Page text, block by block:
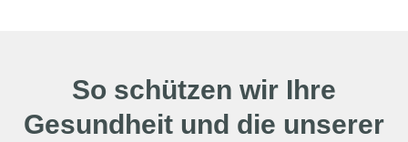
So schützen wir Ihre
Gesundheit und die unserer